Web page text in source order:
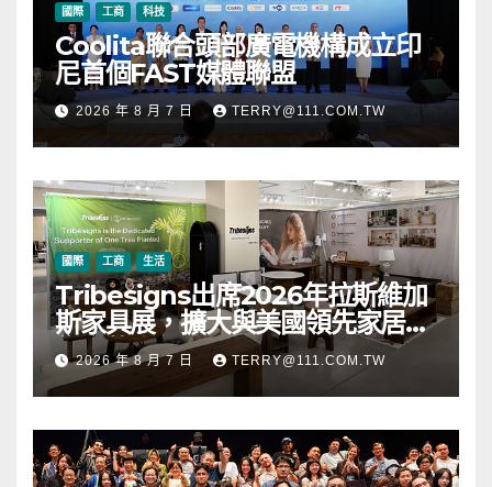
國際 工商 科技
Coolita聯合頭部廣電機構成立印
尼首個FAST媒體聯盟
2026 年 8 月 7 日 TERRY@111.COM.TW
國際 工商 生活
Tribesigns出席2026年拉斯維加
斯家具展，擴大與美國領先家居零
售商的合作
2026 年 8 月 7 日 TERRY@111.COM.TW